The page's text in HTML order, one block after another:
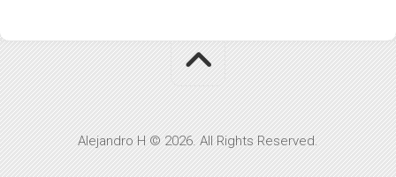
Alejandro H © 2026. All Rights Reserved.